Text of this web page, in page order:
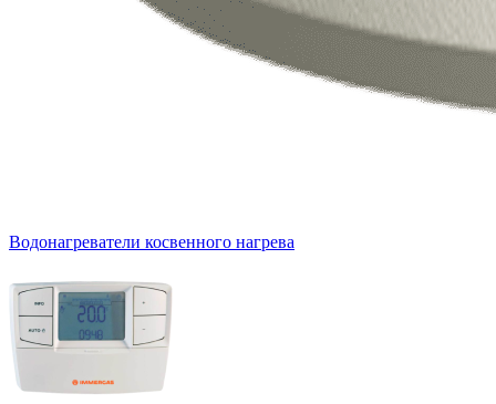
Водонагреватели косвенного нагрева